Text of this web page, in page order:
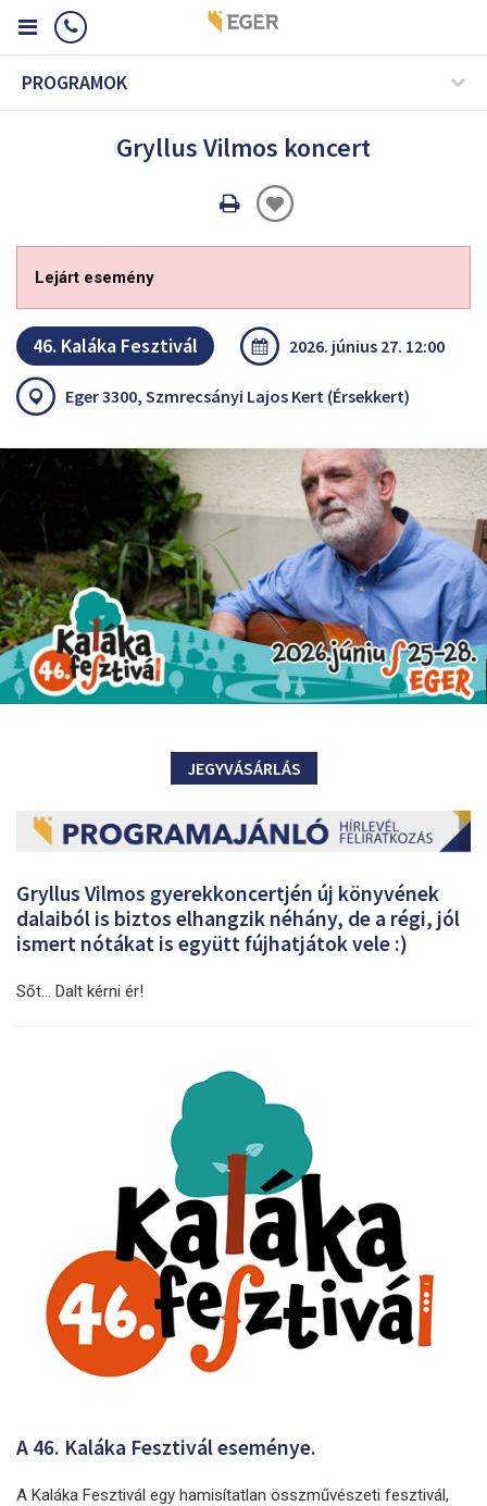
PROGRAMOK
Gryllus Vilmos koncert
Oldal
Lejárt esemény
46. Kaláka Fesztivál 2026. június 27. 12:00
Eger 3300, Szmrecsányi Lajos Kert (Érsekkert)
JEGYVÁSÁRLÁS
Gryllus Vilmos gyerekkoncertjén új könyvének
dalaiból is biztos elhangzik néhány, de a régi, jól
ismert nótákat is együtt fújhatjátok vele :)
Sőt… Dalt kérni ér!
A 46. Kaláka Fesztivál eseménye.
A Kaláka Fesztivál egy hamisítatlan összművészeti fesztivál,